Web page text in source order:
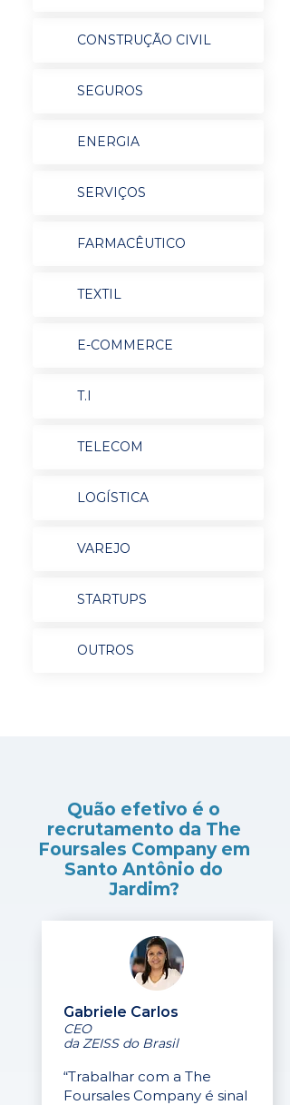
CONSTRUÇÃO CIVIL
SEGUROS
ENERGIA
SERVIÇOS
FARMACÊUTICO
TEXTIL
E-COMMERCE
T.I
TELECOM
LOGÍSTICA
VAREJO
STARTUPS
OUTROS
Quão efetivo é o
recrutamento da The
Foursales Company em
Santo Antônio do
Jardim?
Gabriele Carlos
CEO
da ZEISS do Brasil
“Trabalhar com a The
Foursales Company é sinal